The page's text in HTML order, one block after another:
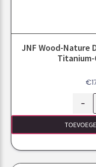
JNF Wood-Nature
€
-